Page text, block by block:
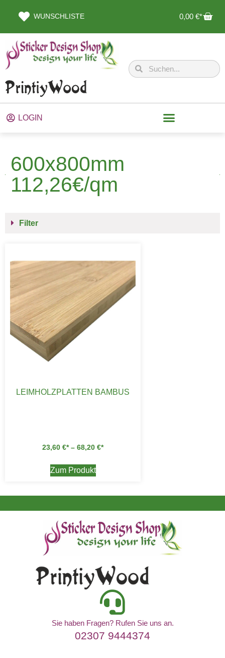
WUNSCHLISTE 0,00 €
LOGIN
600x800mm
112,26€/qm
Filter
LEIMHOLZPLATTEN BAMBUS
23,60 € – 68,20 €
Zum Produkt
Sie haben Fragen? Rufen Sie uns an.
02307 9444374